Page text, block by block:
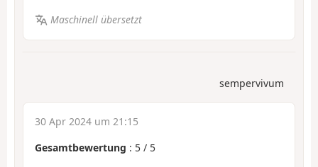
Maschinell übersetzt
sempervivum
30 Apr 2024 um 21:15
Gesamtbewertung : 5 / 5